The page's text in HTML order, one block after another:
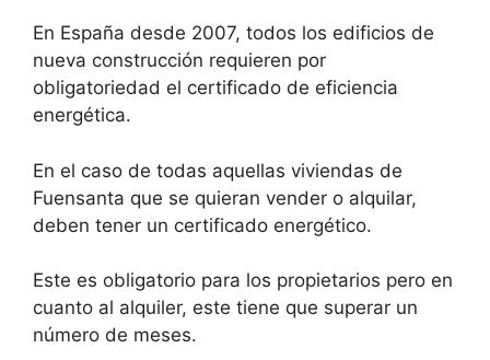
En España desde 2007, todos los edificios de
nueva construcción requieren por
obligatoriedad el certificado de eficiencia
energética.
En el caso de todas aquellas viviendas de
Fuensanta que se quieran vender o alquilar,
deben tener un certificado energético.
Este es obligatorio para los propietarios pero en
cuanto al alquiler, este tiene que superar un
número de meses.